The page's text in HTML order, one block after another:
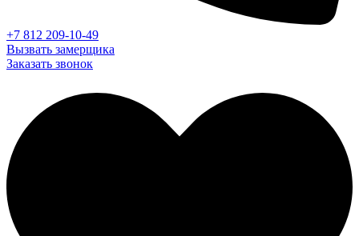
+7 812 209-10-49
Вызвать замерщика
Заказать звонок